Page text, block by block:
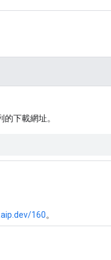
下載網址。
160。